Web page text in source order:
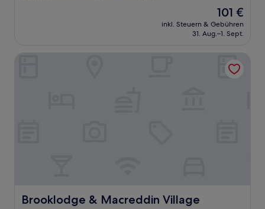
Der
Preis
beträgt
101 €
inkl. Steuern & Gebühren
31. Aug.–1. Sept.
Brooklodge & Macreddin Village
Brooklodge & Macreddin Village